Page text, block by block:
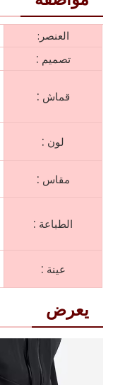
العنصر:
تصميم :
قماش :
لون :
مقاس :
الطباعة :
عينة :
يعرض